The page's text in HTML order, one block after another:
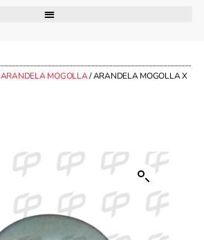
ARANDELA MOGOLLA/ ARANDELA MOGOLLA X